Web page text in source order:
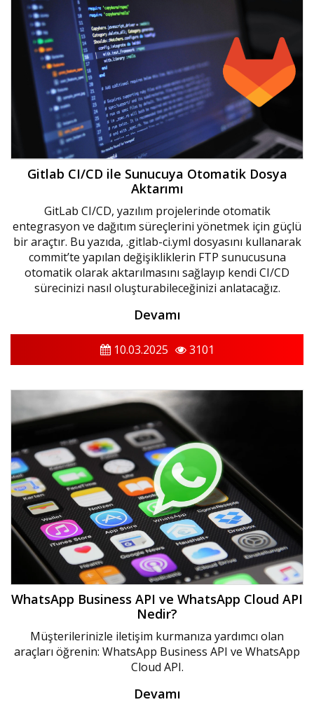
Gitlab CI/CD ile Sunucuya Otomatik Dosya
Aktarımı
GitLab CI/CD, yazılım projelerinde otomatik
entegrasyon ve dağıtım süreçlerini yönetmek için güçlü
bir araçtır. Bu yazıda, .gitlab-ci.yml dosyasını kullanarak
commit’te yapılan değişikliklerin FTP sunucusuna
otomatik olarak aktarılmasını sağlayıp kendi CI/CD
sürecinizi nasıl oluşturabileceğinizi anlatacağız.
Devamı
10.03.2025 3101
WhatsApp Business API ve WhatsApp Cloud API
Nedir?
Müşterilerinizle iletişim kurmanıza yardımcı olan
araçları öğrenin: WhatsApp Business API ve WhatsApp
Cloud API.
Devamı